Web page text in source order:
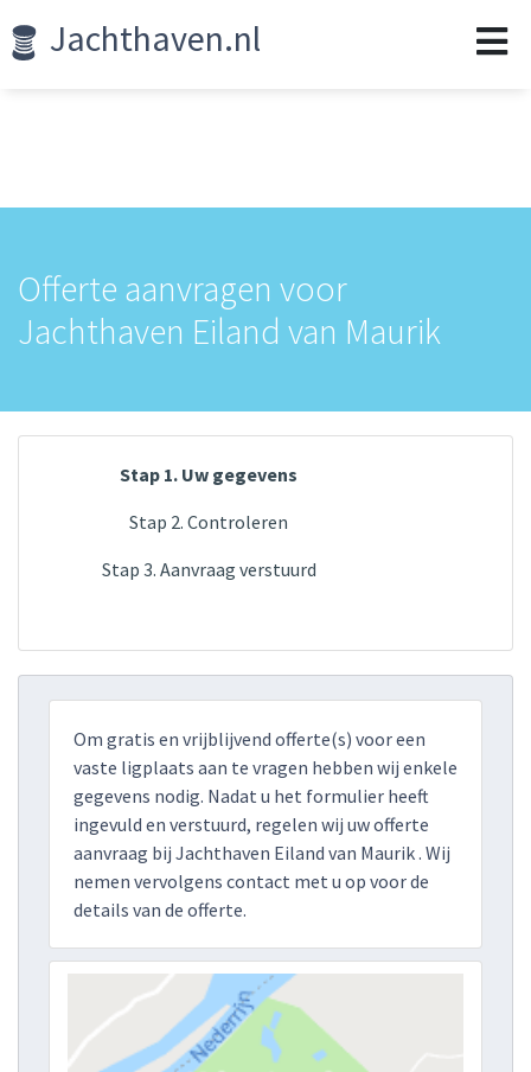
Jachthaven.nl
Offerte aanvragen voor
Jachthaven Eiland van Maurik
Stap 1. Uw gegevens
Stap 2. Controleren
Stap 3. Aanvraag verstuurd
Om gratis en vrijblijvend offerte(s) voor een
vaste ligplaats aan te vragen hebben wij enkele
gegevens nodig. Nadat u het formulier heeft
ingevuld en verstuurd, regelen wij uw offerte
aanvraag bij Jachthaven Eiland van Maurik . Wij
nemen vervolgens contact met u op voor de
details van de offerte.